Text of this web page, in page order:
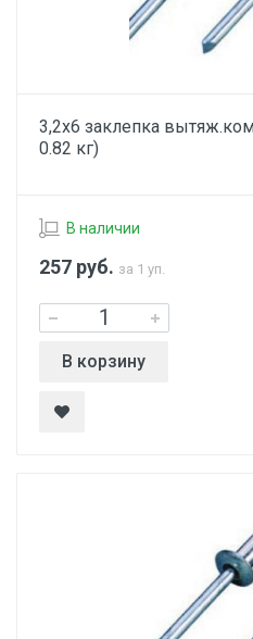
3,2х6 заклепка
0.82 кг)
В наличии
257 руб. за 1 уп.
В корзину